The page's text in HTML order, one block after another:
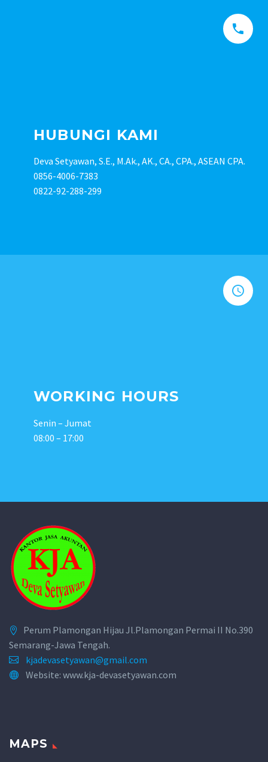


HUBUNGI KAMI
Deva Setyawan, S.E., M.Ak., AK., CA., CPA., ASEAN CPA.
0856-4006-7383
0822-92-288-299


WORKING HOURS
Senin – Jumat
08:00 – 17:00
Perum Plamongan Hijau Jl.Plamongan Permai II No.390
Semarang-Jawa Tengah.
kjadevasetyawan@gmail.com
Website: www.kja-devasetyawan.com
MAPS